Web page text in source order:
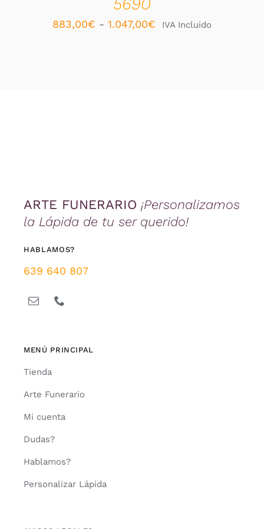
DE
5690
883,00€ - 1.047,00€ Rango
IVA Incluido
ARTE FUNERARIO ¡Personalizamos
la Lápida de tu ser querido!
HABLAMOS?
639 640 807
MENÚ PRINCIPAL
Tienda
Arte Funerario
Mi cuenta
Dudas?
Hablamos?
Personalizar Lápida